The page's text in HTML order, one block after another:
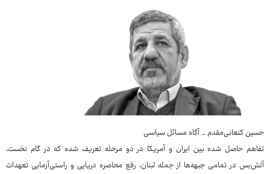
حسین کنعانی‌مقدم _ آگاه مسائل سیاسی
تفاهم حاصل شده بین ایران و آمریکا در دو مرحله تعریف شده که در گام نخست،
آتش‌بس در تمامی جبهه‌ها از جمله لبنان، رفع محاصره دریایی و راستی‌آزمایی تعهدات